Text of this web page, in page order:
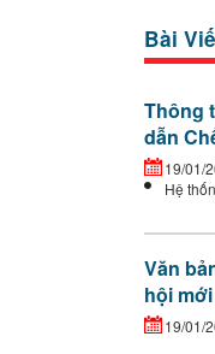
Bài
Thông
dẫn
19/01/
Hệ
Văn
hội
19/01/